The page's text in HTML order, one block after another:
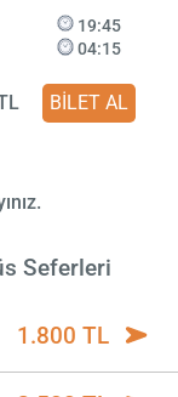
19:45
04:15
BİLET AL
Seferleri
1.800 TL